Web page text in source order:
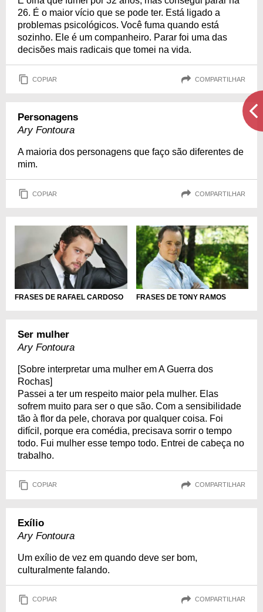
26. É o maior vício que se pode ter. Está ligado a
problemas psicológicos. Você fuma quando está
sozinho. Ele é um companheiro. Parar foi uma das
decisões mais radicais que tomei na vida.
COPIAR COMPARTILHAR
Personagens
Ary Fontoura
A maioria dos personagens que faço são diferentes de
mim.
COPIAR COMPARTILHAR
FRASES DE RAFAEL CARDOSO FRASES DE TONY RAMOS
Ser mulher
Ary Fontoura
[Sobre interpretar uma mulher em A Guerra dos
Rochas]
Passei a ter um respeito maior pela mulher. Elas
sofrem muito para ser o que são. Com a sensibilidade
tão à flor da pele, chorava por qualquer coisa. Foi
difícil, porque era comédia, precisava sorrir o tempo
todo. Fui mulher esse tempo todo. Entrei de cabeça no
trabalho.
COPIAR COMPARTILHAR
Exílio
Ary Fontoura
Um exílio de vez em quando deve ser bom,
culturalmente falando.
COPIAR COMPARTILHAR